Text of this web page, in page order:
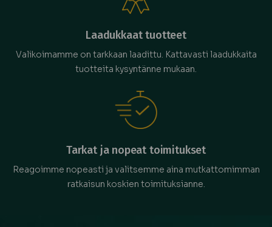
Laadukkaat tuotteet
Valikoimamme on tarkkaan laadittu. Kattavasti laadukkaita
tuotteita kysyntänne mukaan.
Tarkat ja nopeat toimitukset
Reagoimme nopeasti ja valitsemme aina mutkattomimman
ratkaisun koskien toimituksianne.